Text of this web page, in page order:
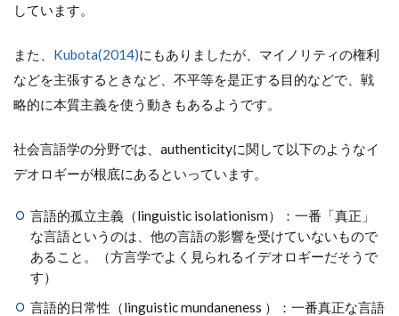
しています。
また、 Kubota(2014)にもありましたが、マイノリティの権利
などを主張するときなど、不平等を是正する目的などで、戦
略的に本質主義を使う動きもあるようです。
社会言語学の分野では、authenticityに関して以下のようなイ
デオロギーが根底にあるといっています。
言語的孤立主義（linguistic isolationism）：一番「真正」
な言語というのは、他の言語の影響を受けていないもので
あること。（方言学でよく見られるイデオロギーだそうで
す）
言語的日常性（linguistic mundaneness ）：一番真正な言語